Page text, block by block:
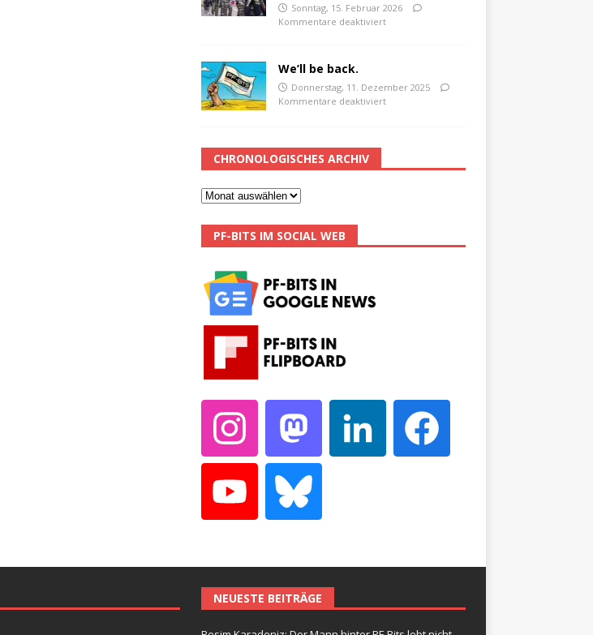
Sonntag, 15. Februar 2026
Kommentare deaktiviert
We’ll be back.
Donnerstag, 11. Dezember 2025
Kommentare deaktiviert
CHRONOLOGISCHES ARCHIV
PF-BITS IM SOCIAL WEB
NEUESTE BEITRÄGE